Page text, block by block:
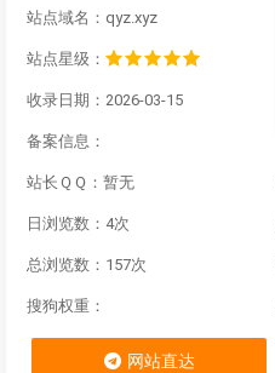
站点域名：qyz.xyz
站点星级：
收录日期：2026-03-15
备案信息：
站长ＱＱ：暂无
日浏览数：4次
总浏览数：157次
搜狗权重：
网站直达